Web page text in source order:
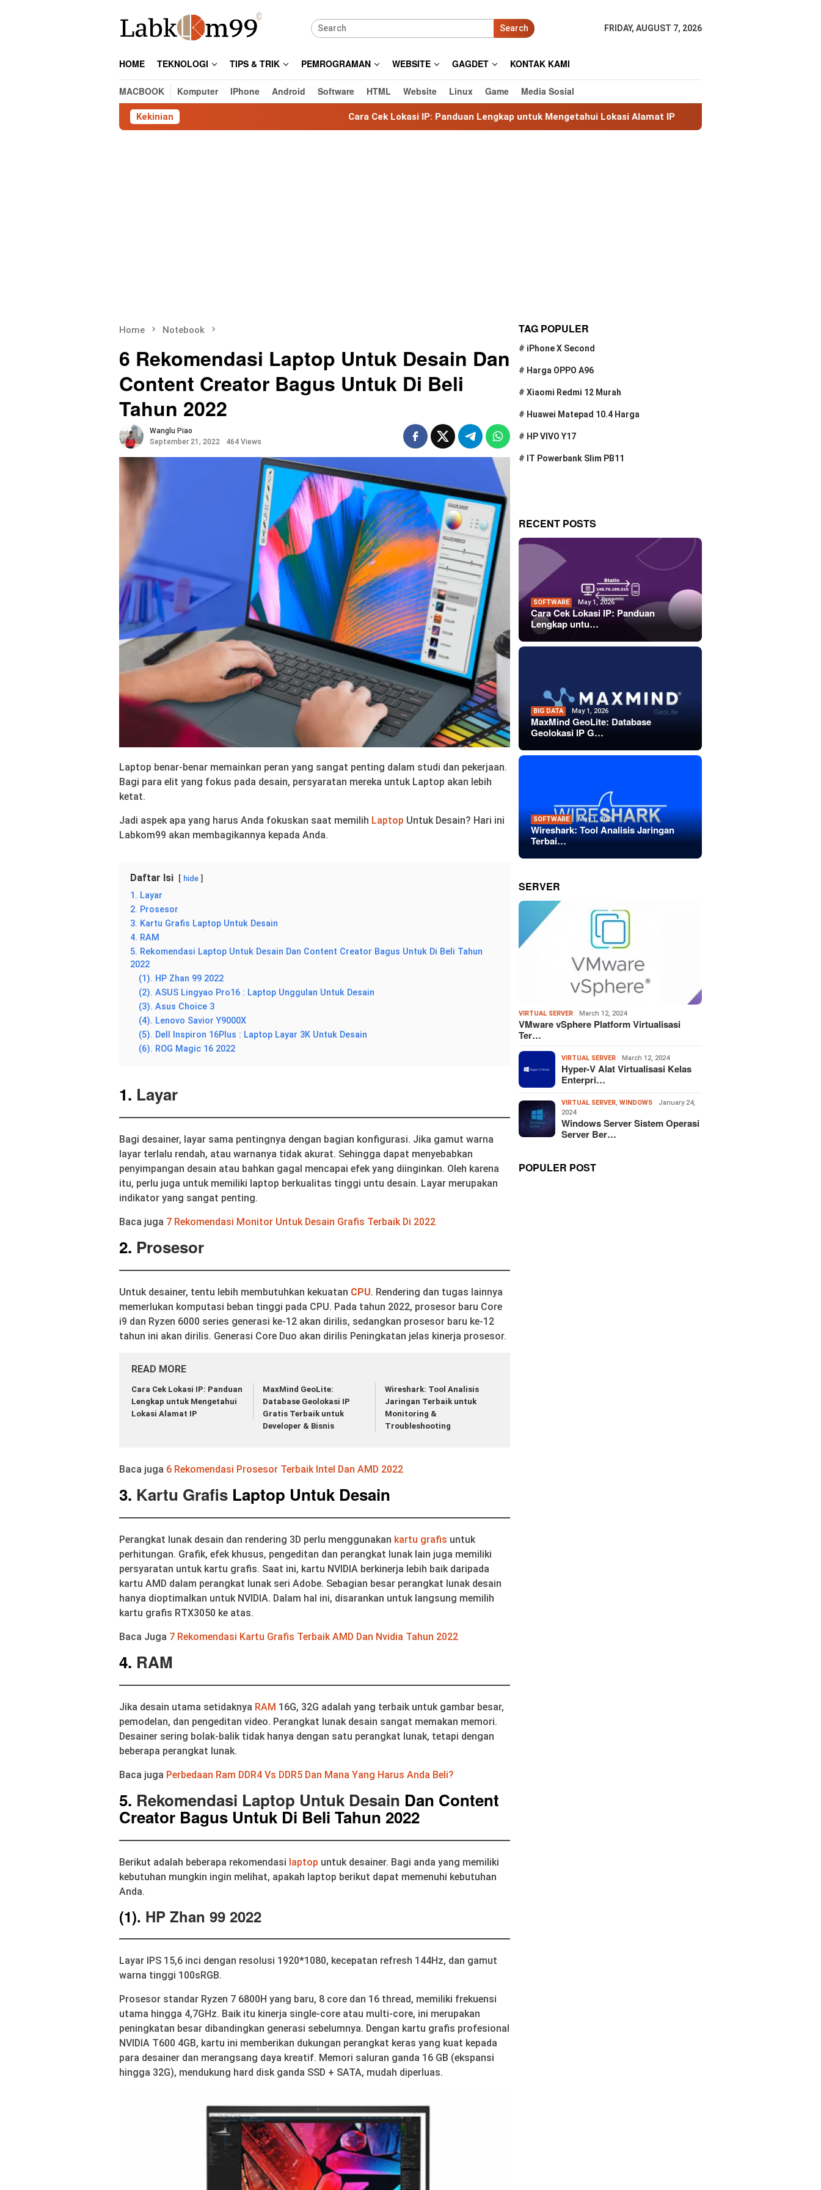
Search FRIDAY, AUGUST 7, 2026
HOME TEKNOLOGI TIPS & TRIK PEMROGRAMAN WEBSITE GAGDET KONTAK KAMI
MACBOOK Komputer IPhone Android Software HTML Website Linux Game Media Sosial
Kekinian Cara Cek Lokasi IP: Panduan Lengkap untuk Mengetahui Lokasi Alamat IP MaxMind GeoLite: Database Geolokasi
Home Notebook
6 Rekomendasi Laptop Untuk Desain Dan
Content Creator Bagus Untuk Di Beli
Tahun 2022
Wanglu Piao
September 21, 2022
464 Views
Laptop benar-benar memainkan peran yang sangat penting dalam studi dan pekerjaan.
Bagi para elit yang fokus pada desain, persyaratan mereka untuk Laptop akan lebih
ketat.
Jadi aspek apa yang harus Anda fokuskan saat memilih Laptop Untuk Desain? Hari ini
Labkom99 akan membagikannya kepada Anda.
Daftar Isi hide
1. Layar
2. Prosesor
3. Kartu Grafis Laptop Untuk Desain
4. RAM
5. Rekomendasi Laptop Untuk Desain Dan Content Creator Bagus Untuk Di Beli Tahun
2022
(1). HP Zhan 99 2022
(2). ASUS Lingyao Pro16 : Laptop Unggulan Untuk Desain
(3). Asus Choice 3
(4). Lenovo Savior Y9000X
(5). Dell Inspiron 16Plus : Laptop Layar 3K Untuk Desain
(6). ROG Magic 16 2022
1. Layar
Bagi desainer, layar sama pentingnya dengan bagian konfigurasi. Jika gamut warna
layar terlalu rendah, atau warnanya tidak akurat. Sehingga dapat menyebabkan
penyimpangan desain atau bahkan gagal mencapai efek yang diinginkan. Oleh karena
itu, perlu juga untuk memiliki laptop berkualitas tinggi untu desain. Layar merupakan
indikator yang sangat penting.
Baca juga 7 Rekomendasi Monitor Untuk Desain Grafis Terbaik Di 2022
2. Prosesor
Untuk desainer, tentu lebih membutuhkan kekuatan CPU. Rendering dan tugas lainnya
memerlukan komputasi beban tinggi pada CPU. Pada tahun 2022, prosesor baru Core
i9 dan Ryzen 6000 series generasi ke-12 akan dirilis, sedangkan prosesor baru ke-12
tahun ini akan dirilis. Generasi Core Duo akan dirilis Peningkatan jelas kinerja prosesor.
READ MORE
Cara Cek Lokasi IP: Panduan
Lengkap untuk Mengetahui
Lokasi Alamat IP
MaxMind GeoLite:
Database Geolokasi IP
Gratis Terbaik untuk
Developer & Bisnis
Wireshark: Tool Analisis
Jaringan Terbaik untuk
Monitoring &
Troubleshooting
Baca juga 6 Rekomendasi Prosesor Terbaik Intel Dan AMD 2022
3. Kartu Grafis Laptop Untuk Desain
Perangkat lunak desain dan rendering 3D perlu menggunakan kartu grafis untuk
perhitungan. Grafik, efek khusus, pengeditan dan perangkat lunak lain juga memiliki
persyaratan untuk kartu grafis. Saat ini, kartu NVIDIA berkinerja lebih baik daripada
kartu AMD dalam perangkat lunak seri Adobe. Sebagian besar perangkat lunak desain
hanya dioptimalkan untuk NVIDIA. Dalam hal ini, disarankan untuk langsung memilih
kartu grafis RTX3050 ke atas.
Baca Juga 7 Rekomendasi Kartu Grafis Terbaik AMD Dan Nvidia Tahun 2022
4. RAM
Jika desain utama setidaknya RAM 16G, 32G adalah yang terbaik untuk gambar besar,
pemodelan, dan pengeditan video. Perangkat lunak desain sangat memakan memori.
Desainer sering bolak-balik tidak hanya dengan satu perangkat lunak, tetapi dengan
beberapa perangkat lunak.
Baca juga Perbedaan Ram DDR4 Vs DDR5 Dan Mana Yang Harus Anda Beli?
5. Rekomendasi Laptop Untuk Desain Dan Content
Creator Bagus Untuk Di Beli Tahun 2022
Berikut adalah beberapa rekomendasi laptop untuk desainer. Bagi anda yang memiliki
kebutuhan mungkin ingin melihat, apakah laptop berikut dapat memenuhi kebutuhan
Anda.
(1). HP Zhan 99 2022
Layar IPS 15,6 inci dengan resolusi 1920*1080, kecepatan refresh 144Hz, dan gamut
warna tinggi 100sRGB.
Prosesor standar Ryzen 7 6800H yang baru, 8 core dan 16 thread, memiliki frekuensi
utama hingga 4,7GHz. Baik itu kinerja single-core atau multi-core, ini merupakan
peningkatan besar dibandingkan generasi sebelumnya. Dengan kartu grafis profesional
NVIDIA T600 4GB, kartu ini memberikan dukungan perangkat keras yang kuat kepada
para desainer dan merangsang daya kreatif. Memori saluran ganda 16 GB (ekspansi
hingga 32G), mendukung hard disk ganda SSD + SATA, mudah diperluas.
TAG POPULER
# iPhone X Second
# Harga OPPO A96
#Xiaomi Redmi 12 Murah
# Huawei Matepad 10.4 Harga
# HP VIVO Y17
# IT Powerbank Slim PB11
RECENT POSTS
SOFTWARE May 1, 2026
Cara Cek Lokasi IP: Panduan
Lengkap untu…
BIG DATA May 1, 2026
MaxMind GeoLite: Database
Geolokasi IP G…
SOFTWARE May 1, 2026
Wireshark: Tool Analisis Jaringan
Terbai…
SERVER
VIRTUAL SERVER March 12, 2024
VMware vSphere Platform Virtualisasi
Ter…
VIRTUAL SERVER March 12, 2024
Hyper-V Alat Virtualisasi Kelas
Enterpri…
VIRTUAL SERVER,WINDOWS
January 24,
2024
Windows Server Sistem Operasi
Server Ber…
POPULER POST